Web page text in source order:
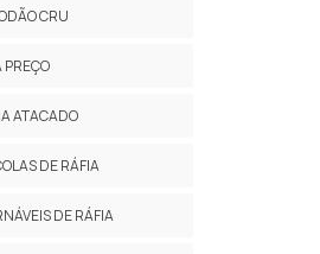
CRU
PREÇO
ATACADO
DE RÁFIA
DE RÁFIA